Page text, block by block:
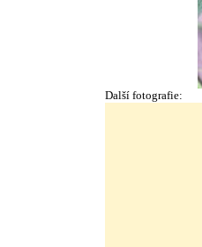
Další fotografie: